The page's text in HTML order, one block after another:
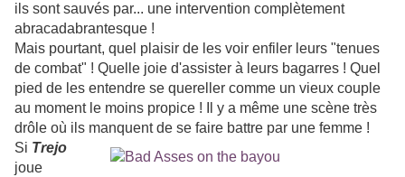
ils sont sauvés par... une intervention complètement
abracadabrantesque !
Mais pourtant, quel plaisir de les voir enfiler leurs "tenues
de combat" ! Quelle joie d'assister à leurs bagarres ! Quel
pied de les entendre se quereller comme un vieux couple
au moment le moins propice ! Il y a même une scène très
drôle où ils manquent de se faire battre par une femme !
Si Trejo
joue